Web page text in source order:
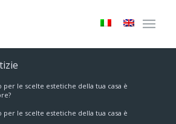
le scelte estetiche della tua casa è
le scelte estetiche della tua casa è